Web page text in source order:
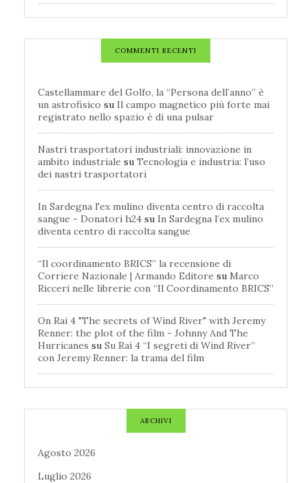
COMMENTI RECENTI
Castellammare del Golfo, la “Persona dell’anno” è
un astrofisico su Il campo magnetico più forte mai
registrato nello spazio è di una pulsar
Nastri trasportatori industriali: innovazione in
ambito industriale su Tecnologia e industria: l’uso
dei nastri trasportatori
In Sardegna l'ex mulino diventa centro di raccolta
sangue - Donatori h24 su In Sardegna l’ex mulino
diventa centro di raccolta sangue
“Il coordinamento BRICS” la recensione di
Corriere Nazionale | Armando Editore su Marco
Ricceri nelle librerie con “Il Coordinamento BRICS”
On Rai 4 "The secrets of Wind River" with Jeremy
Renner: the plot of the film - Johnny And The
Hurricanes su Su Rai 4 “I segreti di Wind River”
con Jeremy Renner: la trama del film
ARCHIVI
Agosto 2026
Luglio 2026